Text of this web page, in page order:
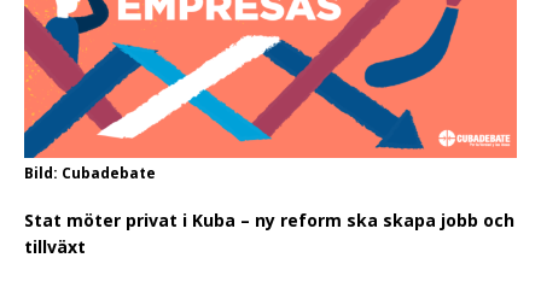
Bild: Cubadebate
Stat möter privat i Kuba – ny reform ska skapa jobb och
tillväxt